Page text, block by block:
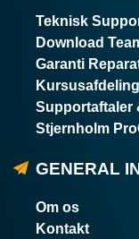
Teknisk
Download
Garanti
Supportaftaler
Stjernholm
GENERAL
Om os
Kontakt